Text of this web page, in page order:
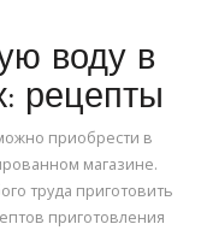
воду в
рецепты
приобрести в
магазине.
труда приготовить
приготовления